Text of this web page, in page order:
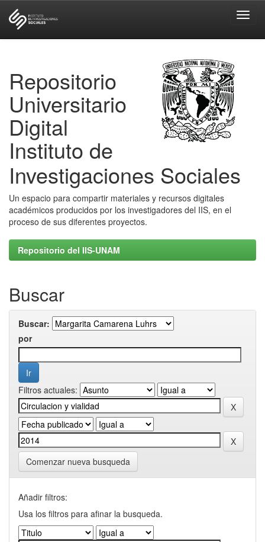
Repositorio
Universitario
Digital
Instituto de
Investigaciones Sociales
Un espacio para compartir materiales y recursos digitales
académicos producidos por los investigadores del IIS, en el
proceso de sus diferentes proyectos.
Repositorio del IIS-UNAM
Buscar
Buscar:
por
Filtros actuales:
Comenzar nueva busqueda
Añadir filtros:
Usa los filtros para afinar la busqueda.